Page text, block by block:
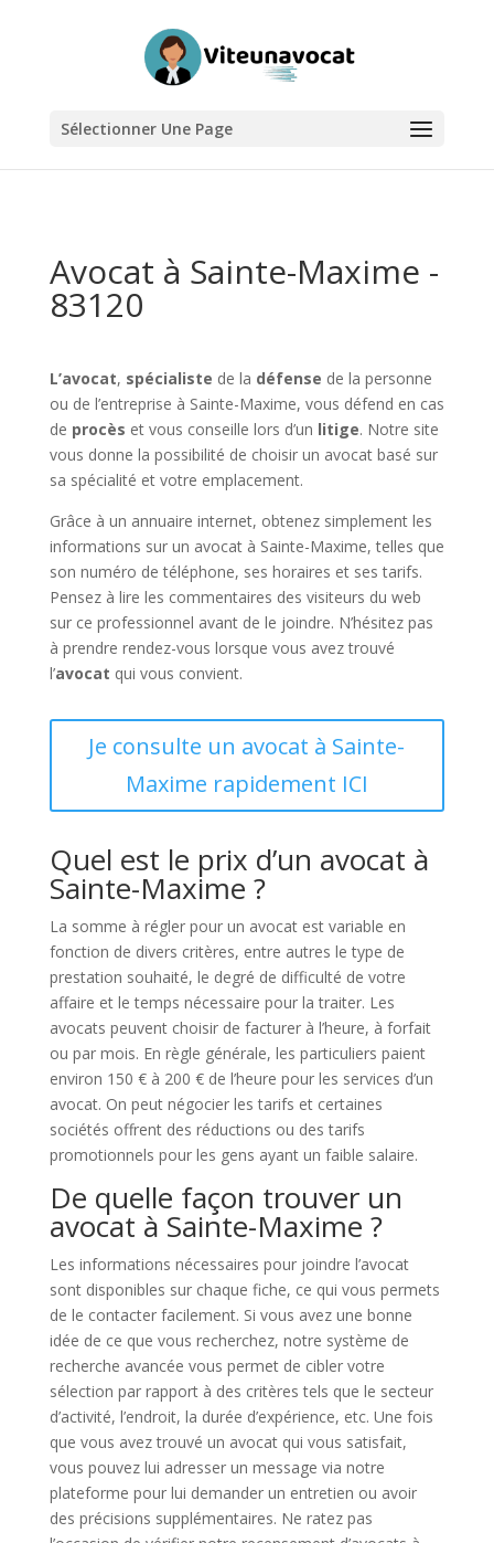
Sélectionner Une Page
Avocat à Sainte-Maxime -
83120
L’avocat, spécialiste de la défense de la personne
ou de l’entreprise à Sainte-Maxime, vous défend en cas
de procès et vous conseille lors d’un litige. Notre site
vous donne la possibilité de choisir un avocat basé sur
sa spécialité et votre emplacement.
Grâce à un annuaire internet, obtenez simplement les
informations sur un avocat à Sainte-Maxime, telles que
son numéro de téléphone, ses horaires et ses tarifs.
Pensez à lire les commentaires des visiteurs du web
sur ce professionnel avant de le joindre. N’hésitez pas
à prendre rendez-vous lorsque vous avez trouvé
l’avocat qui vous convient.
Je consulte un avocat à Sainte-
Maxime rapidement ICI
Quel est le prix d’un avocat à
Sainte-Maxime ?
La somme à régler pour un avocat est variable en
fonction de divers critères, entre autres le type de
prestation souhaité, le degré de difficulté de votre
affaire et le temps nécessaire pour la traiter. Les
avocats peuvent choisir de facturer à l’heure, à forfait
ou par mois. En règle générale, les particuliers paient
environ 150 € à 200 € de l’heure pour les services d’un
avocat. On peut négocier les tarifs et certaines
sociétés offrent des réductions ou des tarifs
promotionnels pour les gens ayant un faible salaire.
De quelle façon trouver un
avocat à Sainte-Maxime ?
Les informations nécessaires pour joindre l’avocat
sont disponibles sur chaque fiche, ce qui vous permets
de le contacter facilement. Si vous avez une bonne
idée de ce que vous recherchez, notre système de
recherche avancée vous permet de cibler votre
sélection par rapport à des critères tels que le secteur
d’activité, l’endroit, la durée d’expérience, etc. Une fois
que vous avez trouvé un avocat qui vous satisfait,
vous pouvez lui adresser un message via notre
plateforme pour lui demander un entretien ou avoir
des précisions supplémentaires. Ne ratez pas